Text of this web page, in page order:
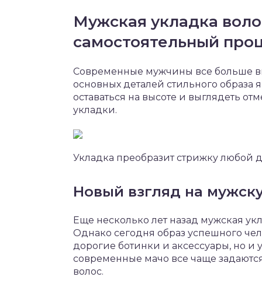
Мужская укладка
самостоятельный
Современные мужчины все больше
основных деталей стильного образа
оставаться на высоте и выглядеть
укладки.
Укладка преобразит стрижку любой
Новый взгляд на
Еще несколько лет назад мужская
Однако сегодня образ успешного
дорогие ботинки и аксессуары, но
современные мачо все чаще
волос.